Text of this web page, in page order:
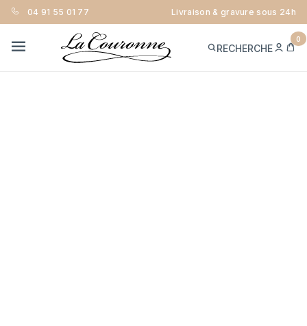
04 91 55 01 77 Livraison & gravure sous 24h
RECHERCHE
ME
0